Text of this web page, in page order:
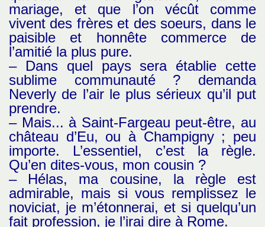
mariage, et que l’on vécût comme
vivent des frères et des soeurs, dans le
paisible et honnête commerce de
l’amitié la plus pure.
– Dans quel pays sera établie cette
sublime communauté ? demanda
Neverly de l’air le plus sérieux qu’il put
prendre.
– Mais... à Saint-Fargeau peut-être, au
château d’Eu, ou à Champigny ; peu
importe. L’essentiel, c’est la règle.
Qu’en dites-vous, mon cousin ?
– Hélas, ma cousine, la règle est
admirable, mais si vous remplissez le
noviciat, je m’étonnerai, et si quelqu’un
fait profession, je l’irai dire à Rome.